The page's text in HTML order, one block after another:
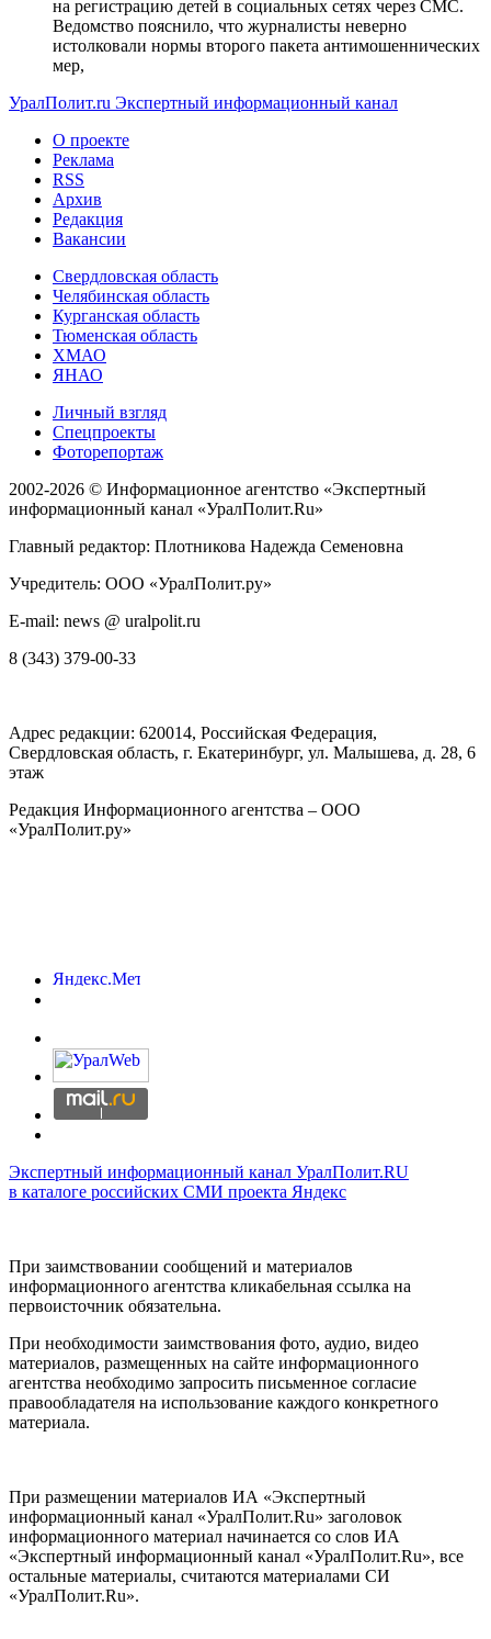
на регистрацию детей в социальных сетях через СМС.
Ведомство пояснило, что журналисты неверно
истолковали нормы второго пакета антимошеннических
мер,
УралПолит.ru Экспертный информационный канал
О проекте
Реклама
RSS
Архив
Редакция
Вакансии
Свердловская область
Челябинская область
Курганская область
Тюменская область
ХМАО
ЯНАО
Личный взгляд
Спецпроекты
Фоторепортаж
2002-2026 © Информационное агентство «Экспертный
информационный канал «УралПолит.Ru»
Главный редактор: Плотникова Надежда Семеновна
Учредитель: ООО «УралПолит.ру»
E-mail: news @ uralpolit.ru
8 (343) 379-00-33
Адрес редакции: 620014, Российская Федерация,
Свердловская область, г. Екатеринбург, ул. Малышева, д. 28, 6
этаж
Редакция Информационного агентства – ООО
«УралПолит.ру»
Экспертный информационный канал УралПолит.RU
в каталоге российских СМИ проекта Яндекс
При заимствовании сообщений и материалов
информационного агентства кликабельная ссылка на
первоисточник обязательна.
При необходимости заимствования фото, аудио, видео
материалов, размещенных на сайте информационного
агентства необходимо запросить письменное согласие
правообладателя на использование каждого конкретного
материала.
При размещении материалов ИА «Экспертный
информационный канал «УралПолит.Ru» заголовок
информационного материал начинается со слов ИА
«Экспертный информационный канал «УралПолит.Ru», все
остальные материалы, считаются материалами СИ
«УралПолит.Ru».